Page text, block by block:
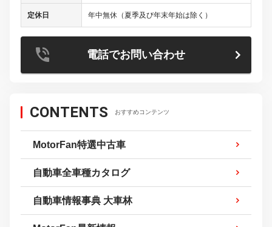
定休日 年中無休（夏季及び年末年始は除く）
電話でお問い合わせ
CONTENTS おすすめコンテンツ
MotorFan特選中古車
自動車全車種カタログ
自動車情報事典 大車林